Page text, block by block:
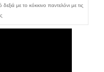
με το κόκκινο παντελόνι με τις